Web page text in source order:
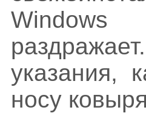
указания,
носу